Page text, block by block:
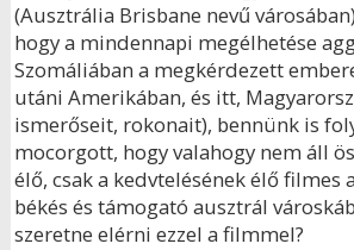
(Ausztrália Brisbane nevű
hogy a mindennapi megélhetése
Szomáliában a megkérdezett
utáni Amerikában, és itt,
ismerőseit, rokonait), bennünk is
mocorgott, hogy valahogy nem áll
élő, csak a kedvtelésének élő filmes
békés és támogató ausztrál
szeretne elérni ezzel a filmmel?